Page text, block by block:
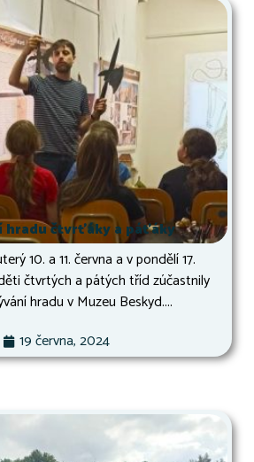
hradu čtvrťáky a páťáky
10. a 11. června a v pondělí 17.
čtvrtých a pátých tříd zúčastnily
hradu v Muzeu Beskyd....
19 června, 2024